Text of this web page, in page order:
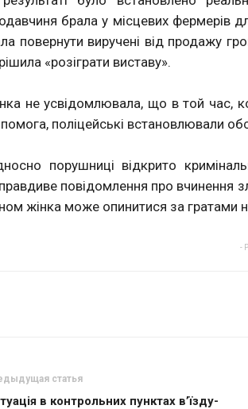
брала у місцевих фермерів
повернути виручені від продажу
«розіграти виставу».
не усвідомлювала, що в той час,
поліцейські встановлювали
порушниці відкрито
повідомлення про вчинення
жінка може опинитися за гратами
-
статья
в контрольних пунктах в’їзду-